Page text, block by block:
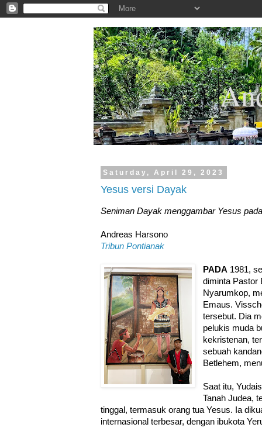
.
Saturday, April 29, 2023
Yesus versi Dayak
Seniman Dayak menggambar Yesus
Andreas Harsono
Tribun Pontianak
PADA 1981,
diminta Pastor
Nyarumkop,
Emaus.
tersebut. Dia
pelukis muda
kekristenan,
sebuah
Betlehem,
Saat itu,
Tanah Judea,
tinggal, termasuk orang tua Yesus. Ia
internasional terbesar, dengan ibukota